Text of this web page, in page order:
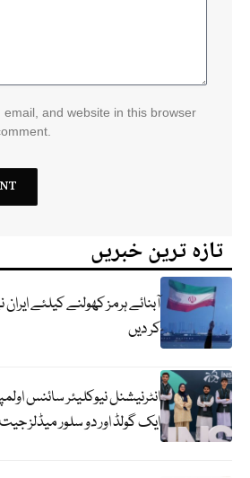
email, and website in this browser
تازہ ترین خبریں
کر دیں
ایک گولڈ اور دو سلور میڈلز